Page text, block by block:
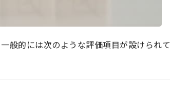
般的には次のような評価項目が設けられて